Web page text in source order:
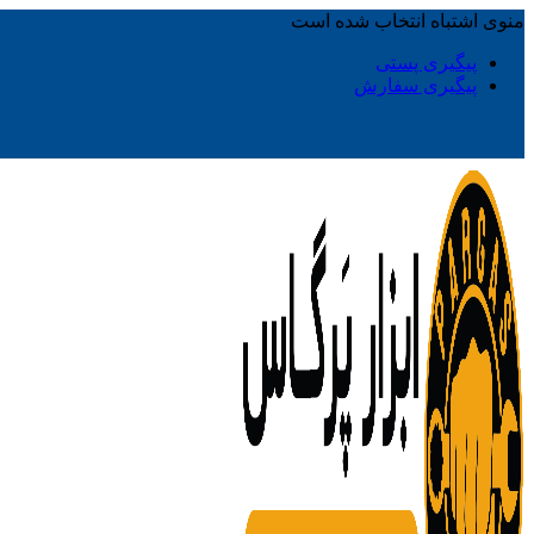
منوی اشتباه انتخاب شده است
پیگیری پستی
پیگیری سفارش